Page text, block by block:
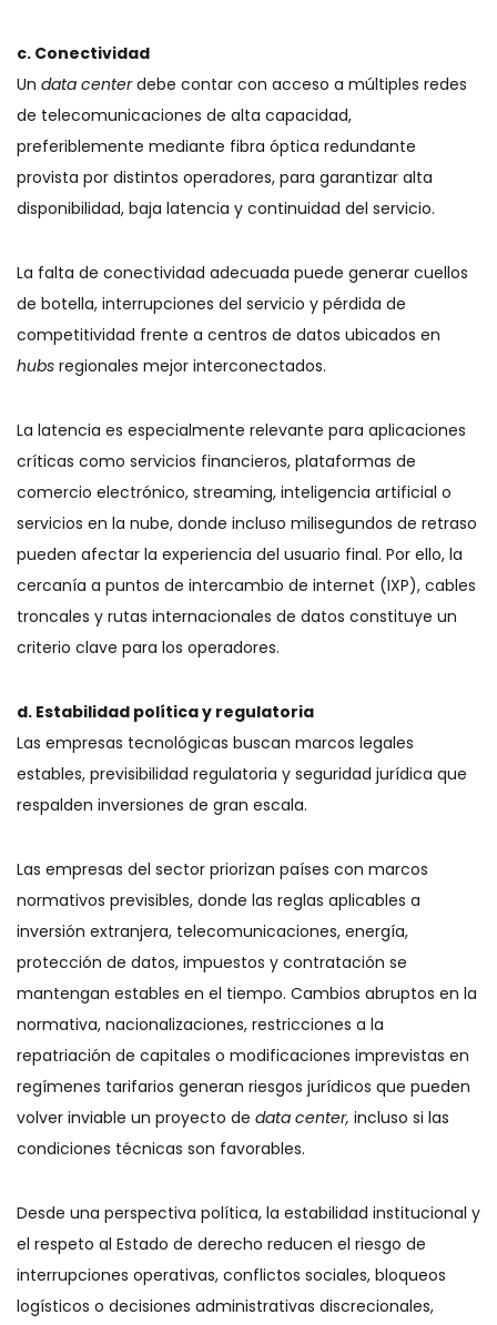
c. Conectividad
Un data centerdebe contar con acceso a múltiples redes
de telecomunicaciones de alta capacidad,
preferiblemente mediante fibra óptica redundante
provista por distintos operadores, para garantizar alta
disponibilidad, baja latencia y continuidad del servicio.
La falta de conectividad adecuada puede generar cuellos
de botella, interrupciones del servicio y pérdida de
competitividad frente a centros de datos ubicados en
hubs regionales mejor interconectados.
La latencia es especialmente relevante para aplicaciones
críticas como servicios financieros, plataformas de
comercio electrónico, streaming, inteligencia artificial o
servicios en la nube, donde incluso milisegundos de retraso
pueden afectar la experiencia del usuario final. Por ello, la
cercanía a puntos de intercambio de internet (IXP), cables
troncales y rutas internacionales de datos constituye un
criterio clave para los operadores.
d. Estabilidad política y regulatoria
Las empresas tecnológicas buscan marcos legales
estables, previsibilidad regulatoria y seguridad jurídica que
respalden inversiones de gran escala.
Las empresas del sector priorizan países con marcos
normativos previsibles, donde las reglas aplicables a
inversión extranjera, telecomunicaciones, energía,
protección de datos, impuestos y contratación se
mantengan estables en el tiempo. Cambios abruptos en la
normativa, nacionalizaciones, restricciones a la
repatriación de capitales o modificaciones imprevistas en
regímenes tarifarios generan riesgos jurídicos que pueden
volver inviable un proyecto de data center, incluso si las
condiciones técnicas son favorables.
Desde una perspectiva política, la estabilidad institucional y
el respeto al Estado de derecho reducen el riesgo de
interrupciones operativas, conflictos sociales, bloqueos
logísticos o decisiones administrativas discrecionales,